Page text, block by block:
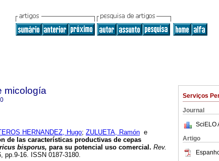
Serviços
Journal
SciELO
Artigo
micología
HERNANDEZ, Hugo; ZULUETA, Ramón e
de las características productivas de cepas
bisporus, para su potencial uso comercial . Rev.
pp.9-16. ISSN 0187-3180.